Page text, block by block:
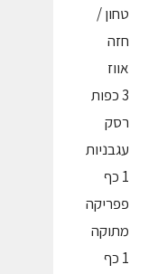
טחון /
חזה
אווז
3 כפות
רסק
עגבניות
1 כף
פפריקה
מתוקה
1 כף